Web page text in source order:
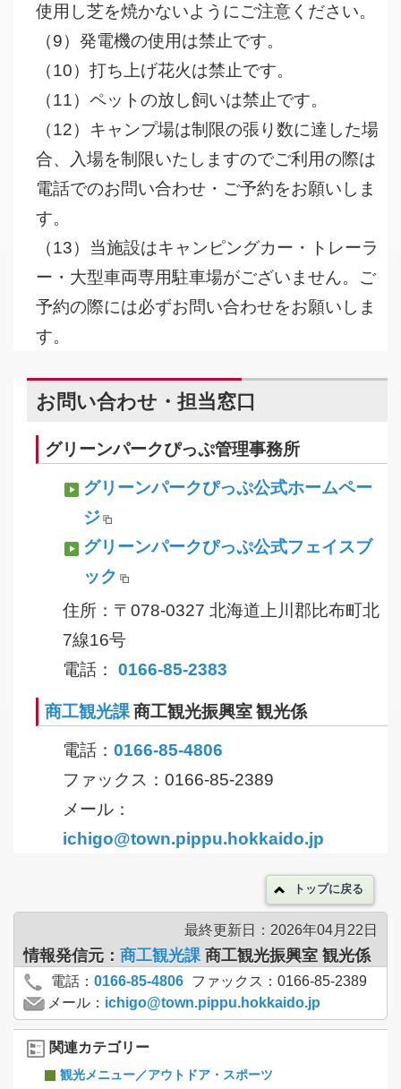
使用し芝を焼かないようにご注意ください。
（9）発電機の使用は禁止です。
（10）打ち上げ花火は禁止です。
（11）ペットの放し飼いは禁止です。
（12）キャンプ場は制限の張り数に達した場
合、入場を制限いたしますのでご利用の際は
電話でのお問い合わせ・ご予約をお願いしま
す。
（13）当施設はキャンピングカー・トレーラ
ー・大型車両専用駐車場がございません。ご
予約の際には必ずお問い合わせをお願いしま
す。
お問い合わせ・担当窓口
グリーンパークぴっぷ管理事務所
グリーンパークぴっぷ公式ホームペー
ジ
グリーンパークぴっぷ公式フェイスブ
ック
住所：〒078-0327 北海道上川郡比布町北
7線16号
電話： 0166-85-2383
商工観光課商工観光振興室 観光係
電話： 0166-85-4806
ファックス：0166-85-2389
メール：
ichigo@town.pippu.hokkaido.jp
トップに戻る
最終更新日：2026年04月22日
情報発信元： 商工観光課 商工観光振興室 観光係
電話： 0166-85-4806 ファックス：0166-85-2389
メール： ichigo@town.pippu.hokkaido.jp
関連カテゴリー
観光メニュー／アウトドア・スポーツ